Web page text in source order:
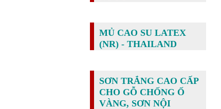
MỦ CAO SU LATEX
(NR) - THAILAND
SƠN TRẮNG CAO CẤP
CHO GỖ CHỐNG Ố
VÀNG, SƠN NỘI